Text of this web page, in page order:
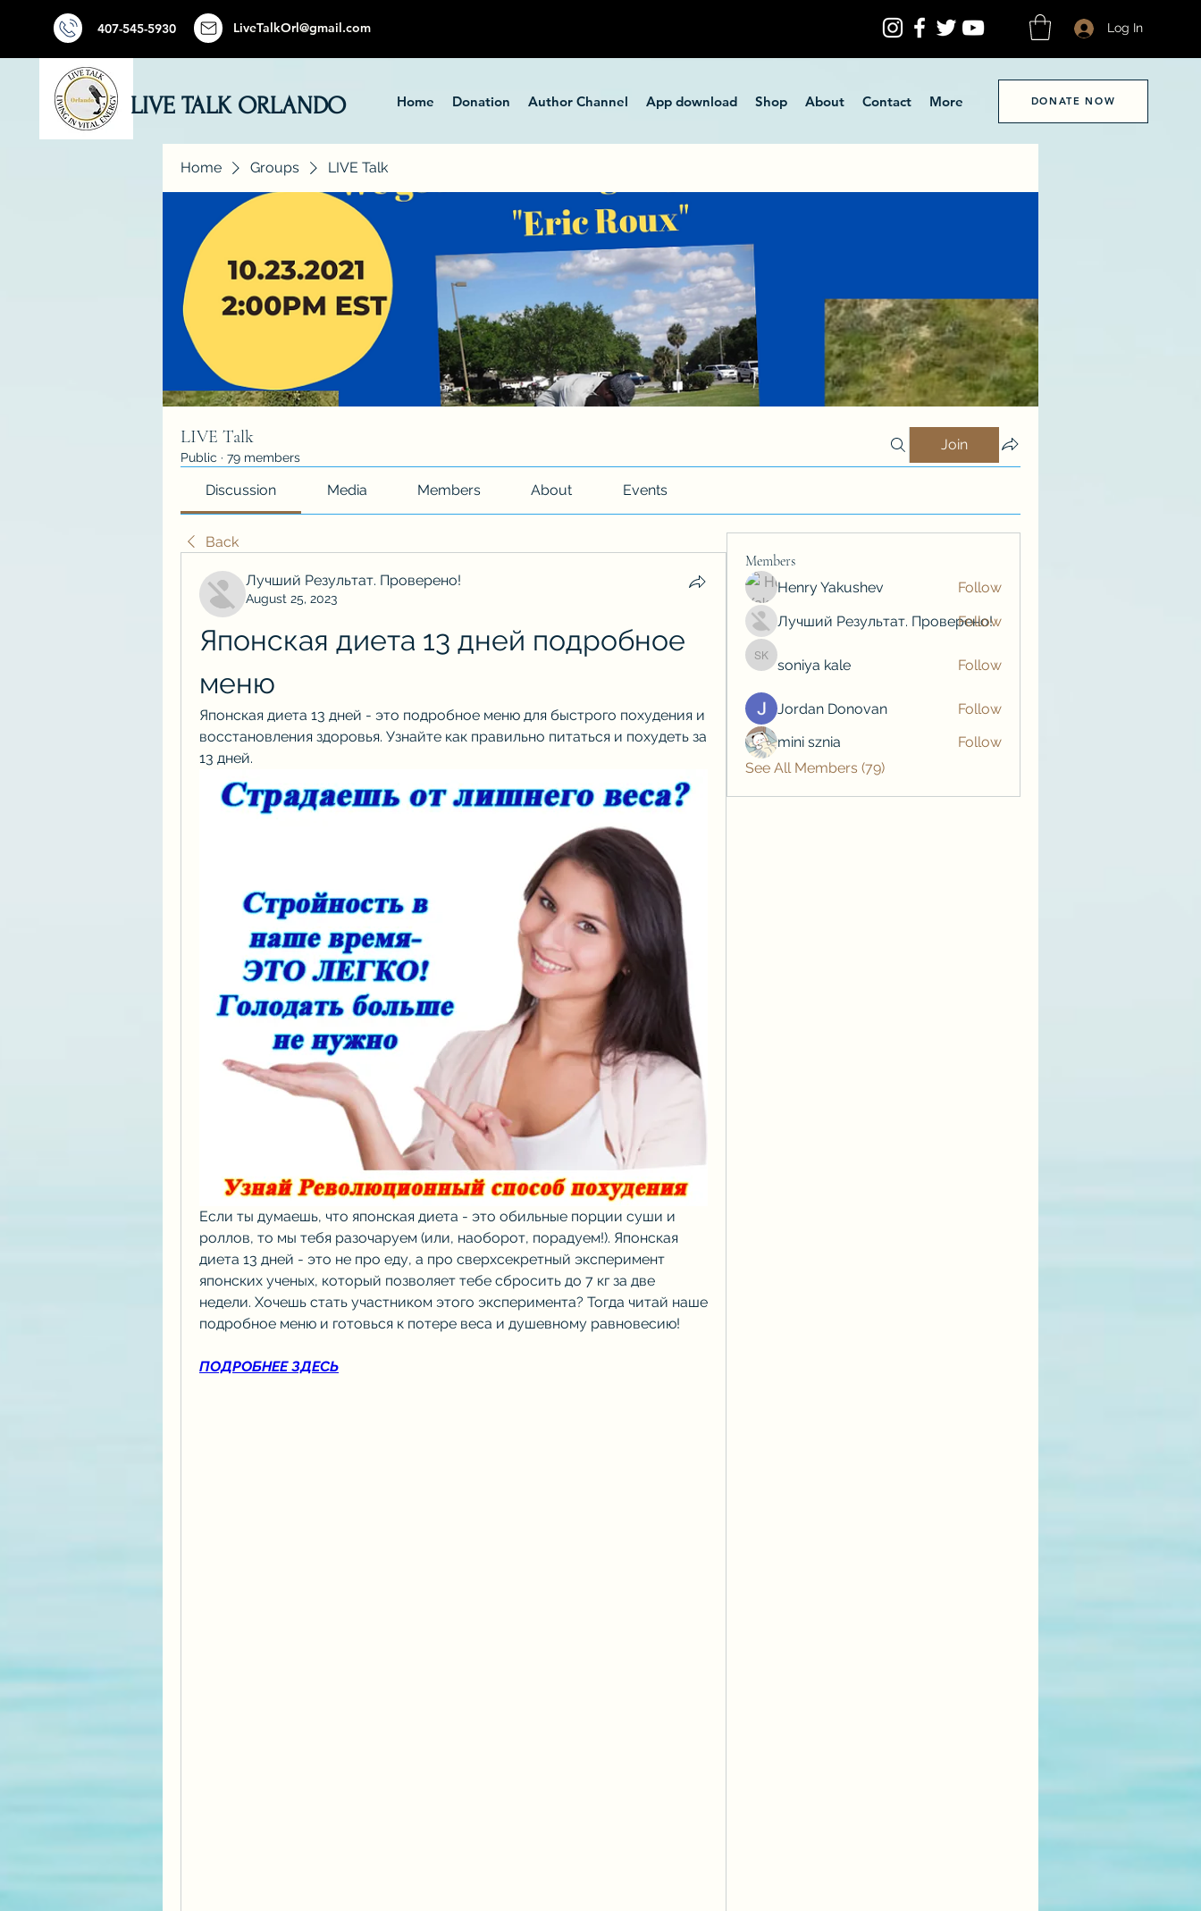
407-545-5930 LiveTalkOrl@gmail.com Log In
LIVE TALK ORLANDO Home Donation Author Channel App download Shop About Contact More DONATE NOW
Home Groups LIVE Talk
LIVE Talk
Public · 79 members
Join
Discussion Media Members About Events
Back
Лучший Результат. Проверено!
August 25, 2023
Японская диета 13 дней подробное
меню
Японская диета 13 дней - это подробное меню для быстрого похудения и
восстановления здоровья. Узнайте как правильно питаться и похудеть за
13 дней.
Если ты думаешь, что японская диета - это обильные порции суши и
роллов, то мы тебя разочаруем (или, наоборот, порадуем!). Японская
диета 13 дней - это не про еду, а про сверхсекретный эксперимент
японских ученых, который позволяет тебе сбросить до 7 кг за две
недели. Хочешь стать участником этого эксперимента? Тогда читай наше
подробное меню и готовься к потере веса и душевному равновесию!
ПОДРОБНЕЕ ЗДЕСЬ
Members
Henry Yakushev
Follow
Лучший Результат. Проверено!
Follow
soniya kale
soniya kale Follow
Jordan Donovan
Follow
mini sznia
Follow
See All Members (79)